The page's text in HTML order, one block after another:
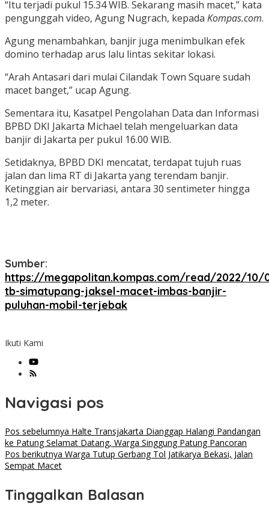
“Itu terjadi pukul 15.34 WIB. Sekarang masih macet,” kata
pengunggah video, Agung Nugrach, kepada Kompas.com.
Agung menambahkan, banjir juga menimbulkan efek
domino terhadap arus lalu lintas sekitar lokasi.
“Arah Antasari dari mulai Cilandak Town Square sudah
macet banget,” ucap Agung.
Sementara itu, Kasatpel Pengolahan Data dan Informasi
BPBD DKI Jakarta Michael telah mengeluarkan data
banjir di Jakarta per pukul 16.00 WIB.
Setidaknya, BPBD DKI mencatat, terdapat tujuh ruas
jalan dan lima RT di Jakarta yang terendam banjir.
Ketinggian air bervariasi, antara 30 sentimeter hingga
1,2 meter.
Sumber:
https://megapolitan.kompas.com/read/2022/10/
tb-simatupang-jaksel-macet-imbas-banjir-
puluhan-mobil-terjebak
Ikuti Kami
Navigasi pos
Pos sebelumnya Halte Transjakarta Dianggap Halangi Pandangan
ke Patung Selamat Datang, Warga Singgung Patung Pancoran
Pos berikutnya Warga Tutup Gerbang Tol Jatikarya Bekasi, Jalan
Sempat Macet
Tinggalkan Balasan